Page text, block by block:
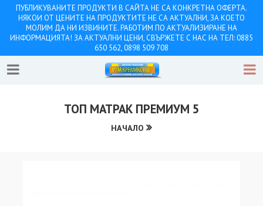
ПУБЛИКУВАНИТЕ ПРОДУКТИ В САЙТА НЕ СА КОНКРЕТНА ОФЕРТА.
НЯКОИ ОТ ЦЕНИТЕ НА ПРОДУКТИТЕ НЕ СА АКТУАЛНИ, ЗА КОЕТО
МОЛИМ ДА НИ ИЗВИНИТЕ. РАБОТИМ ПО АКТУАЛИЗИРАНЕ НА
ИНФОРМАЦИЯТА! ЗА АКТУАЛНИ ЦЕНИ, СВЪРЖЕТЕ С НАС НА ТЕЛ: 0885
650 562, 0898 509 708
ТОП МАТРАК ПРЕМИУМ 5
НАЧАЛО